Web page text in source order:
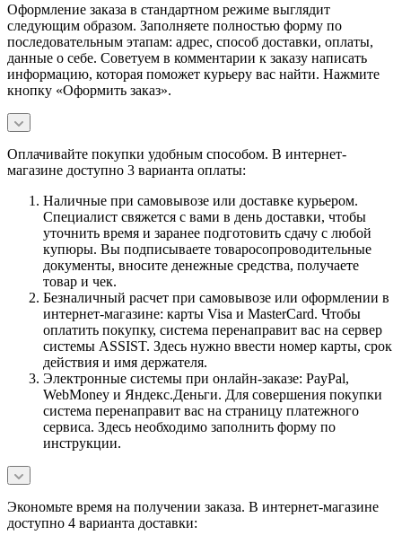
Оформление заказа в стандартном режиме выглядит
следующим образом. Заполняете полностью форму по
последовательным этапам: адрес, способ доставки, оплаты,
данные о себе. Советуем в комментарии к заказу написать
информацию, которая поможет курьеру вас найти. Нажмите
кнопку «Оформить заказ».
Оплачивайте покупки удобным способом. В интернет-
магазине доступно 3 варианта оплаты:
Наличные при самовывозе или доставке курьером.
Специалист свяжется с вами в день доставки, чтобы
уточнить время и заранее подготовить сдачу с любой
купюры. Вы подписываете товаросопроводительные
документы, вносите денежные средства, получаете
товар и чек.
Безналичный расчет при самовывозе или оформлении в
интернет-магазине: карты Visa и MasterCard. Чтобы
оплатить покупку, система перенаправит вас на сервер
системы ASSIST. Здесь нужно ввести номер карты, срок
действия и имя держателя.
Электронные системы при онлайн-заказе: PayPal,
WebMoney и Яндекс.Деньги. Для совершения покупки
система перенаправит вас на страницу платежного
сервиса. Здесь необходимо заполнить форму по
инструкции.
Экономьте время на получении заказа. В интернет-магазине
доступно 4 варианта доставки: